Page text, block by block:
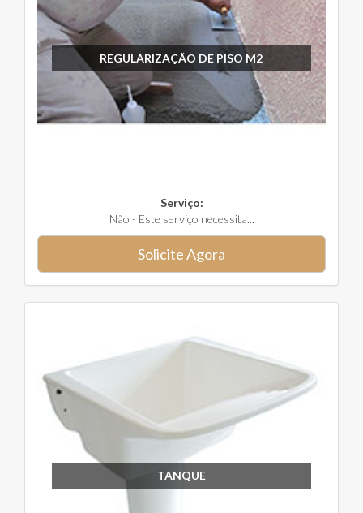
REGULARIZAÇÃO DE PISO M2
Serviço:
Não - Este serviço necessita...
Solicite Agora
TANQUE